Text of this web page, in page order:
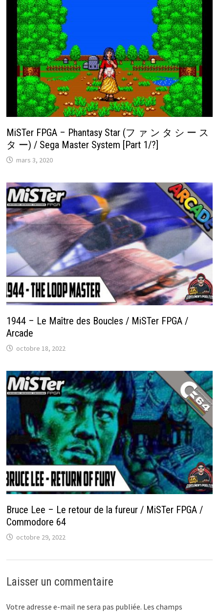
MiSTer FPGA – Phantasy Star (フ ァ ン タ シ ー ス
タ ー) / Sega Master System [Part 1/?]
mars 3, 2020
1944 – Le Maître des Boucles / MiSTer FPGA /
Arcade
octobre 18, 2022
Bruce Lee – Le retour de la fureur / MiSTer FPGA /
Commodore 64
octobre 29, 2022
Laisser un commentaire
Votre adresse e-mail ne sera pas publiée. Les champs